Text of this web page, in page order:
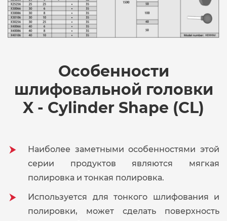
Особенности
шлифовальной головки
X - Cylinder Shape (CL)
Наиболее заметными особенностями этой
серии продуктов являются мягкая
полировка и тонкая полировка.
Используется для тонкого шлифования и
полировки, может сделать поверхность